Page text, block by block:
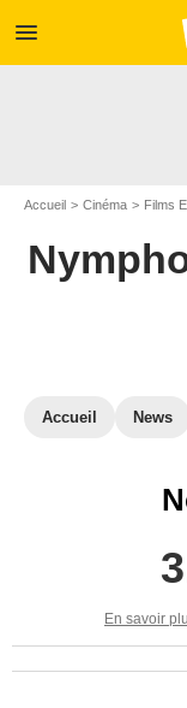
menu
Accueil Cinéma Films
Accueil News
En savoir